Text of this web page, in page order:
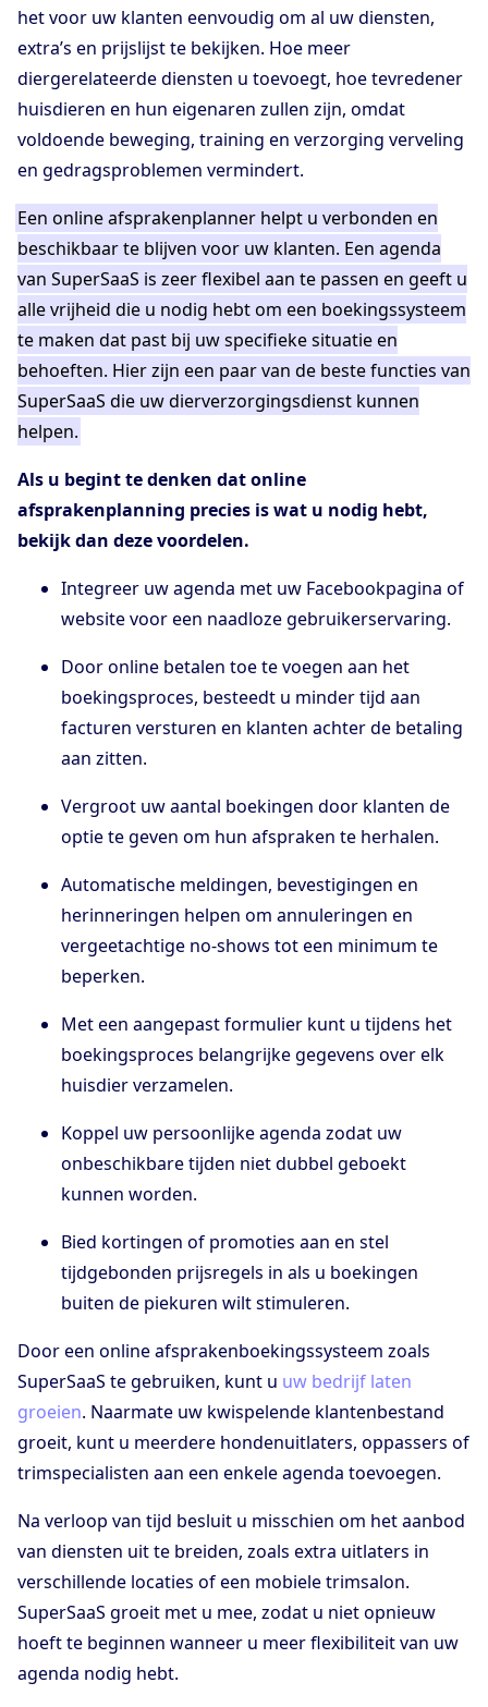
het voor uw klanten eenvoudig om al uw diensten,
extra’s en prijslijst te bekijken. Hoe meer
diergerelateerde diensten u toevoegt, hoe tevredener
huisdieren en hun eigenaren zullen zijn, omdat
voldoende beweging, training en verzorging verveling
en gedragsproblemen vermindert.
Een online afsprakenplanner helpt u verbonden en
beschikbaar te blijven voor uw klanten. Een agenda
van SuperSaaS is zeer flexibel aan te passen en geeft u
alle vrijheid die u nodig hebt om een boekingssysteem
te maken dat past bij uw specifieke situatie en
behoeften. Hier zijn een paar van de beste functies van
SuperSaaS die uw dierverzorgingsdienst kunnen
helpen.
Als u begint te denken dat online
afsprakenplanning precies is wat u nodig hebt,
bekijk dan deze voordelen.
Integreer uw agenda met uw Facebookpagina of
website voor een naadloze gebruikerservaring.
Door online betalen toe te voegen aan het
boekingsproces, besteedt u minder tijd aan
facturen versturen en klanten achter de betaling
aan zitten.
Vergroot uw aantal boekingen door klanten de
optie te geven om hun afspraken te herhalen.
Automatische meldingen, bevestigingen en
herinneringen helpen om annuleringen en
vergeetachtige no-shows tot een minimum te
beperken.
Met een aangepast formulier kunt u tijdens het
boekingsproces belangrijke gegevens over elk
huisdier verzamelen.
Koppel uw persoonlijke agenda zodat uw
onbeschikbare tijden niet dubbel geboekt
kunnen worden.
Bied kortingen of promoties aan en stel
tijdgebonden prijsregels in als u boekingen
buiten de piekuren wilt stimuleren.
Door een online afsprakenboekingssysteem zoals
SuperSaaS te gebruiken, kunt u uw bedrijf laten
groeien. Naarmate uw kwispelende klantenbestand
groeit, kunt u meerdere hondenuitlaters, oppassers of
trimspecialisten aan een enkele agenda toevoegen.
Na verloop van tijd besluit u misschien om het aanbod
van diensten uit te breiden, zoals extra uitlaters in
verschillende locaties of een mobiele trimsalon.
SuperSaaS groeit met u mee, zodat u niet opnieuw
hoeft te beginnen wanneer u meer flexibiliteit van uw
agenda nodig hebt.